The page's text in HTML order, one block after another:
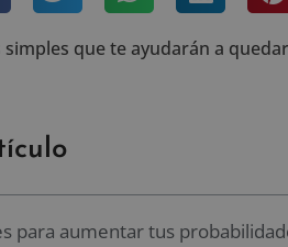
simples que te ayudarán a
para aumentar tus